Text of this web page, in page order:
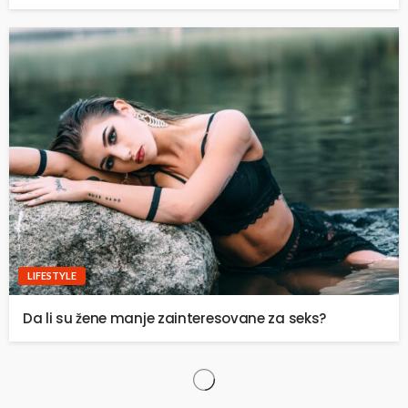
LIFESTYLE
Da li su žene manje zainteresovane za seks?